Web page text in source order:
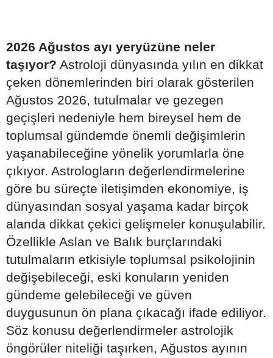
2026 Ağustos ayı yeryüzüne neler
taşıyor? Astroloji dünyasında yılın en dikkat
çeken dönemlerinden biri olarak gösterilen
Ağustos 2026, tutulmalar ve gezegen
geçişleri nedeniyle hem bireysel hem de
toplumsal gündemde önemli değişimlerin
yaşanabileceğine yönelik yorumlarla öne
çıkıyor. Astrologların değerlendirmelerine
göre bu süreçte iletişimden ekonomiye, iş
dünyasından sosyal yaşama kadar birçok
alanda dikkat çekici gelişmeler konuşulabilir.
Özellikle Aslan ve Balık burçlarındaki
tutulmaların etkisiyle toplumsal psikolojinin
değişebileceği, eski konuların yeniden
gündeme gelebileceği ve güven
duygusunun ön plana çıkacağı ifade ediliyor.
Söz konusu değerlendirmeler astrolojik
öngörüler niteliği taşırken, Ağustos ayının